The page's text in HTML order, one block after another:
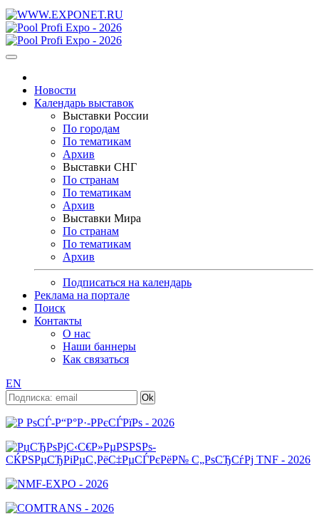
Новости
Календарь выставок
Выставки России
По городам
По тематикам
Архив
Выставки СНГ
По странам
По тематикам
Архив
Выставки Мира
По странам
По тематикам
Архив
Подписаться на календарь
Реклама на портале
Поиск
Контакты
О нас
Наши баннеры
Как связаться
EN